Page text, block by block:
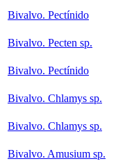
Bivalvo. Pectínido
Bivalvo. Pecten sp.
Bivalvo. Pectínido
Bivalvo. Chlamys sp.
Bivalvo. Chlamys sp.
Bivalvo. Amusium sp.